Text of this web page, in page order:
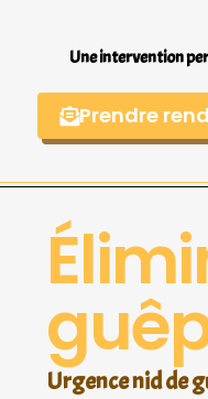
Une intervention
Prendre
Urgence nid de